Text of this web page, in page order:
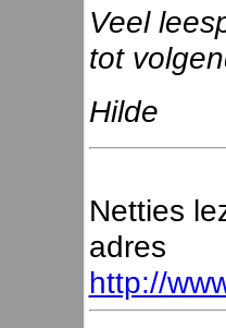
Veel
tot
Hilde
Netties
adres
http://